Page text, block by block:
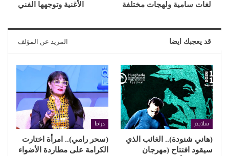
لغات سامية ولهجات مختلفة
الأغنية وتوجهها الفني
قد يعجبك ايضا المزيد عن المؤلف
سلايدر
(هاني شنودة).. الغائب الذي
سيقود افتتاح (مهرجان
دراما
(سحر رامي).. امرأة اختارت
الكرامة على مطاردة الأضواء